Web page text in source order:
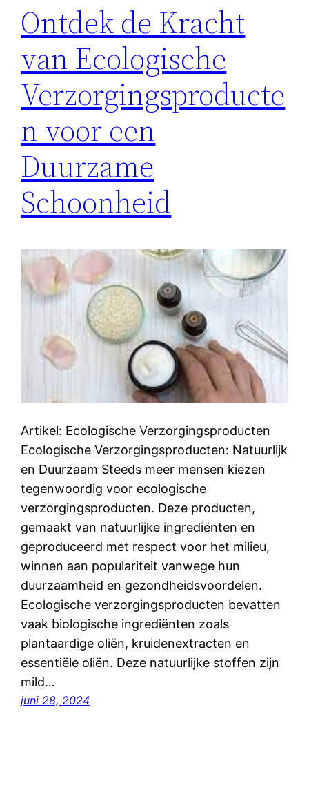
Ontdek de Kracht
van Ecologische
Verzorgingsproducte
n voor een
Duurzame
Schoonheid
Artikel: Ecologische Verzorgingsproducten
Ecologische Verzorgingsproducten: Natuurlijk
en Duurzaam Steeds meer mensen kiezen
tegenwoordig voor ecologische
verzorgingsproducten. Deze producten,
gemaakt van natuurlijke ingrediënten en
geproduceerd met respect voor het milieu,
winnen aan populariteit vanwege hun
duurzaamheid en gezondheidsvoordelen.
Ecologische verzorgingsproducten bevatten
vaak biologische ingrediënten zoals
plantaardige oliën, kruidenextracten en
essentiële oliën. Deze natuurlijke stoffen zijn
mild…
juni 28, 2024